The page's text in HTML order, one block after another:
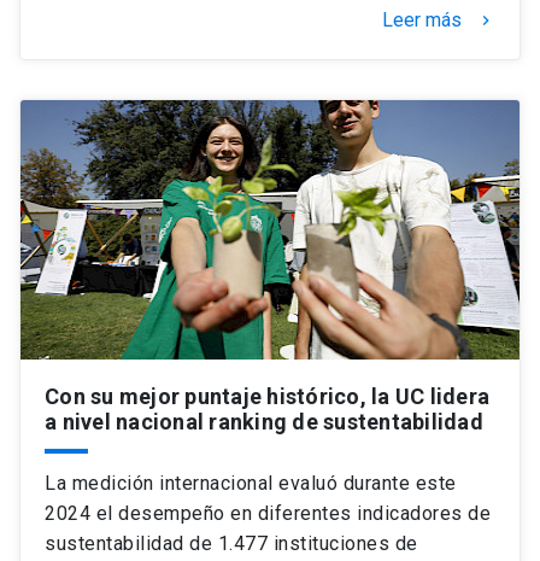
Leer más keyboard_arrow_right
Con su mejor puntaje histórico, la UC lidera
a nivel nacional ranking de sustentabilidad
La medición internacional evaluó durante este
2024 el desempeño en diferentes indicadores de
sustentabilidad de 1.477 instituciones de